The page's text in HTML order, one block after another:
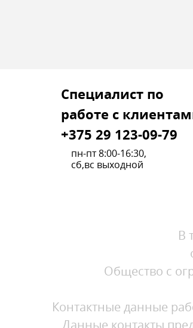
Cпециалист по
работе с
+375 29 123-09-79
пн-пт 8:00-16:30,
сб,вс выходной
В
Общество с
Контактные данные